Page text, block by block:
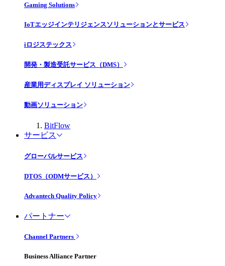
Gaming Solutions
IoTエッジインテリジェンスソリューションとサービス
iロジステックス
開発・製造受託サービス（DMS）
産業用ディスプレイ ソリューション
動画ソリューション
BitFlow
サービス
グローバルサービス
DTOS（ODMサービス）
Advantech Quality Policy
パートナー
Channel Partners
Business Alliance Partner